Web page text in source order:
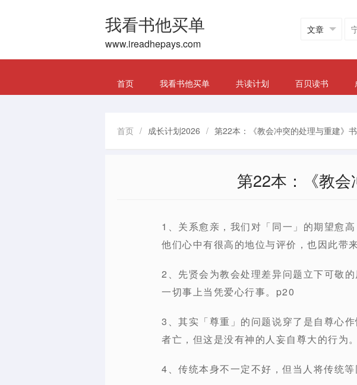
我看书他买单
www.ireadhepays.com
首页 我看书他买单 共读计划 百贝读书
首页 / 成长计划2026 / 第22本：《教会冲突的处理与重建》
第22本：《教
1、关系愈亲，我们对「同一」的期望愈
他们心中有很高的地位与评价，也因此带
2、先贤会为教会处理差异问题立下可敬
一切事上当凭爱心行事。p20
3、其实「尊重」的问题说穿了是自尊心
者亡，但这是没有神的人妄自尊大的行为
4、传统本身不一定不好，但当人将传统